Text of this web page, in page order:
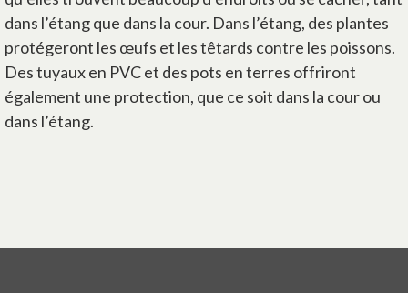
dans l’étang que dans la cour. Dans l’étang, des plantes
protégeront les œufs et les têtards contre les poissons.
Des tuyaux en PVC et des pots en terres offriront
également une protection, que ce soit dans la cour ou
dans l’étang.